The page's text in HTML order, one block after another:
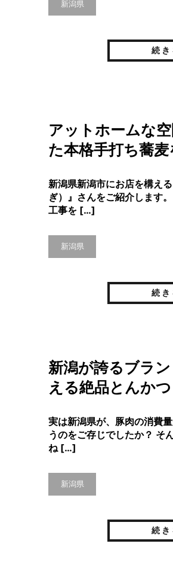
新潟県
続
アットホームな
た本格手打ち蕎麦
新潟県新潟市にお店を構え
ぎ）』さんをご紹介します
工事を […]
新潟県
続
新潟が誇るブラ
える絶品とんかつ
実は新潟県が、豚肉の消費
うのをご存じでしたか？ そ
ね […]
新潟県
続